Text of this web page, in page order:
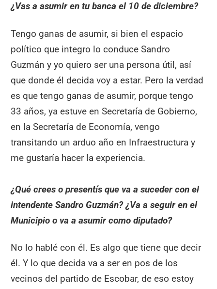
¿Vas a asumir en tu banca el 10 de diciembre?
Tengo ganas de asumir, si bien el espacio
político que integro lo conduce Sandro
Guzmán y yo quiero ser una persona útil, así
que donde él decida voy a estar. Pero la verdad
es que tengo ganas de asumir, porque tengo
33 años, ya estuve en Secretaría de Gobierno,
en la Secretaría de Economía, vengo
transitando un arduo año en Infraestructura y
me gustaría hacer la experiencia.
¿Qué crees o presentís que va a suceder con el
intendente Sandro Guzmán? ¿Va a seguir en el
Municipio o va a asumir como diputado?
No lo hablé con él. Es algo que tiene que decir
él. Y lo que decida va a ser en pos de los
vecinos del partido de Escobar, de eso estoy